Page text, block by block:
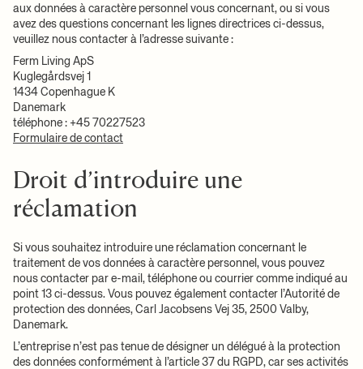
aux données à caractère personnel vous concernant, ou si vous
avez des questions concernant les lignes directrices ci-dessus,
veuillez nous contacter à l’adresse suivante :
Ferm Living ApS
Kuglegårdsvej 1
1434 Copenhague K
Danemark
téléphone : +45 70227523
Formulaire de contact
Droit d’introduire une
réclamation
Si vous souhaitez introduire une réclamation concernant le
traitement de vos données à caractère personnel, vous pouvez
nous contacter par e-mail, téléphone ou courrier comme indiqué au
point 13 ci-dessus. Vous pouvez également contacter l’Autorité de
protection des données, Carl Jacobsens Vej 35, 2500 Valby,
Danemark.
L’entreprise n’est pas tenue de désigner un délégué à la protection
des données conformément à l’article 37 du RGPD, car ses activités